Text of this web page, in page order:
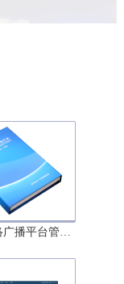
广播平台管…